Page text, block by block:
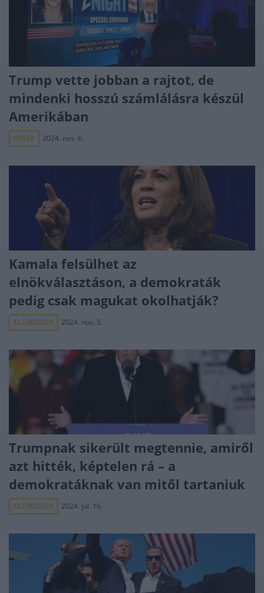
Trump vette jobban a rajtot, de
mindenki hosszú számlálásra készül
Amerikában
HÍREK 2024. nov. 6.
Kamala felsülhet az
elnökválasztáson, a demokraták
pedig csak magukat okolhatják?
ELEMZÉSEK 2024. nov. 5.
Trumpnak sikerült megtennie, amiről
azt hitték, képtelen rá – a
demokratáknak van mitől tartaniuk
ELEMZÉSEK 2024. júl. 16.